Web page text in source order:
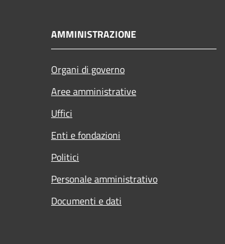
AMMINISTRAZIONE
Organi di governo
Aree amministrative
Uffici
Enti e fondazioni
Politici
Personale amministrativo
Documenti e dati